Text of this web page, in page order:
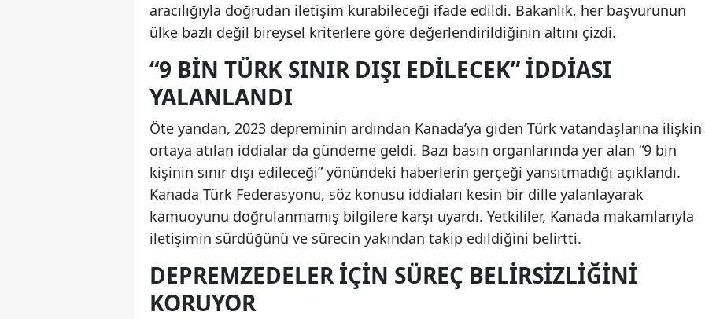
aracılığıyla doğrudan iletişim kurabileceği ifade edildi. Bakanlık, her başvurunun
ülke bazlı değil bireysel kriterlere göre değerlendirildiğinin altını çizdi.
“9 BIN TÜRK SINIR DIŞI EDILECEK” İDDIASI
YALANLANDI
Öte yandan, 2023 depreminin ardından Kanada’ya giden Türk vatandaşlarına ilişkin
ortaya atılan iddialar da gündeme geldi. Bazı basın organlarında yer alan “9 bin
kişinin sınır dışı edileceği” yönündeki haberlerin gerçeği yansıtmadığı açıklandı.
Kanada Türk Federasyonu, söz konusu iddiaları kesin bir dille yalanlayarak
kamuoyunu doğrulanmamış bilgilere karşı uyardı. Yetkililer, Kanada makamlarıyla
iletişimin sürdüğünü ve sürecin yakından takip edildiğini belirtti.
DEPREMZEDELER İÇIN SÜREÇ BELIRSIZLIĞINI
KORUYOR